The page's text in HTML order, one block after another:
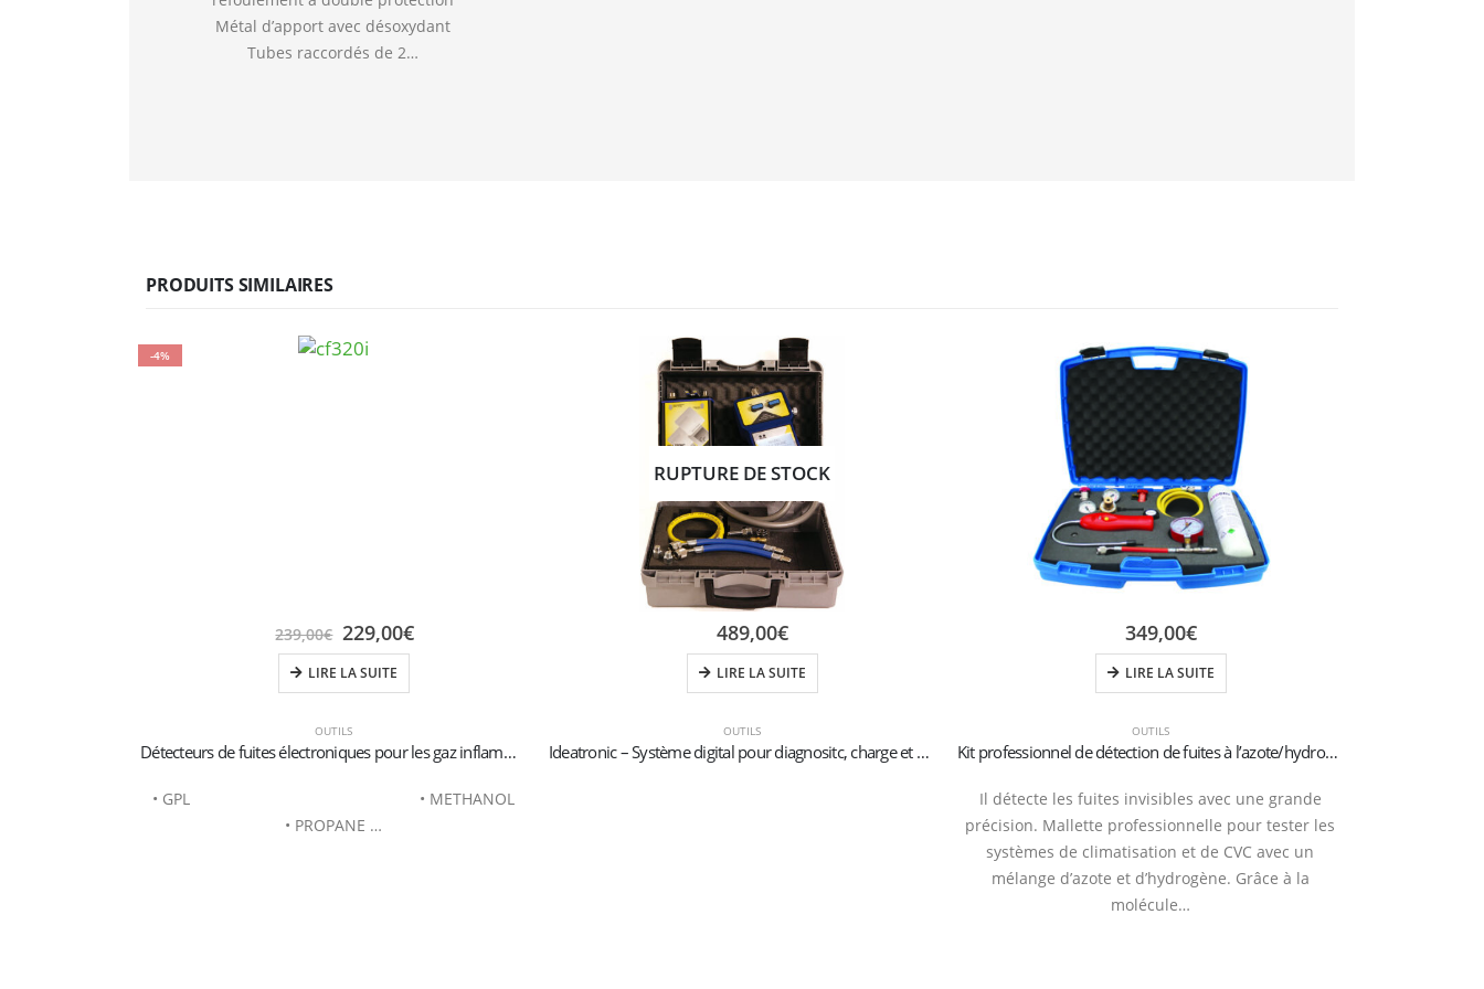
Métal d’apport avec désoxydant
Tubes raccordés de 2…
PRODUITS SIMILAIRES
-4%
OUTILS
Détecteurs de fuites électroniques pour les gaz inflammables
• GPL • METHANOL
• PROPANE …
239,00€ 229,00€
LIRE LA SUITE
RUPTURE DE STOCK
OUTILS
Ideatronic – Système digital pour diagnositc, charge et vide
489,00€
LIRE LA SUITE
OUTILS
Kit professionnel de détection de fuites à l’azote/hydrogène (N2-H2) – Connexion M10x1
Il détecte les fuites invisibles avec une grande
précision. Mallette professionnelle pour tester les
systèmes de climatisation et de CVC avec un
mélange d’azote et d’hydrogène. Grâce à la
molécule…
349,00€
LIRE LA SUITE